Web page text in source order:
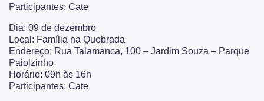
Participantes: Cate
Dia: 09 de dezembro
Local: Família na Quebrada
Endereço: Rua Talamanca, 100 – Jardim Souza – Parque
Paiolzinho
Horário: 09h às 16h
Participantes: Cate